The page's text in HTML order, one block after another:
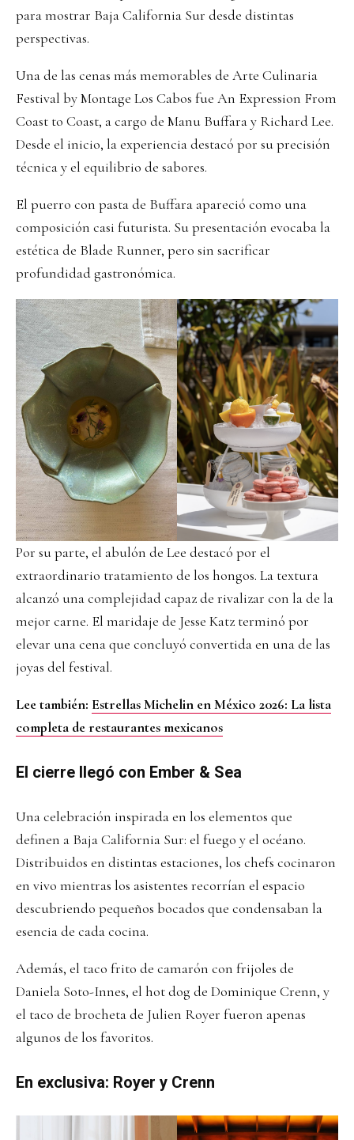
para mostrar Baja California Sur desde distintas
perspectivas.
Una de las cenas más memorables de Arte Culinaria
Festival by Montage Los Cabos fue An Expression From
Coast to Coast, a cargo de Manu Buffara y Richard Lee.
Desde el inicio, la experiencia destacó por su precisión
técnica y el equilibrio de sabores.
El puerro con pasta de Buffara apareció como una
composición casi futurista. Su presentación evocaba la
estética de Blade Runner, pero sin sacrificar
profundidad gastronómica.
Por su parte, el abulón de Lee destacó por el
extraordinario tratamiento de los hongos. La textura
alcanzó una complejidad capaz de rivalizar con la de la
mejor carne. El maridaje de Jesse Katz terminó por
elevar una cena que concluyó convertida en una de las
joyas del festival.
Lee también: Estrellas Michelin en México 2026: La lista
completa de restaurantes mexicanos
El cierre llegó con Ember & Sea
Una celebración inspirada en los elementos que
definen a Baja California Sur: el fuego y el océano.
Distribuidos en distintas estaciones, los chefs cocinaron
en vivo mientras los asistentes recorrían el espacio
descubriendo pequeños bocados que condensaban la
esencia de cada cocina.
Además, el taco frito de camarón con frijoles de
Daniela Soto-Innes, el hot dog de Dominique Crenn, y
el taco de brocheta de Julien Royer fueron apenas
algunos de los favoritos.
En exclusiva: Royer y Crenn